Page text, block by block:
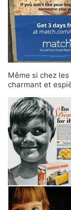
Même si chez
charmant et